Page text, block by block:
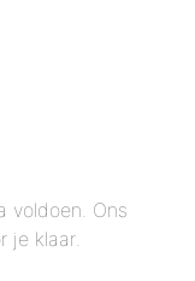
voldoen. Ons
je klaar.